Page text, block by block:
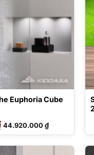
Euphoria Cube
Giá
gốc
là:
44.920.000₫Giá
hiện
tại
44.920.000 ₫.